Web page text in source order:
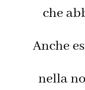
che
Anche
nella